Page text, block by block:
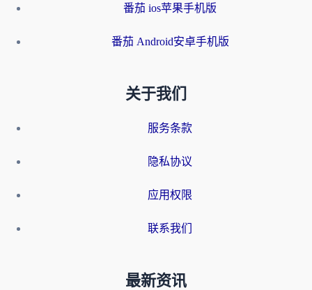
番茄 ios苹果手机版
番茄 Android安卓手机版
关于我们
服务条款
隐私协议
应用权限
联系我们
最新资讯